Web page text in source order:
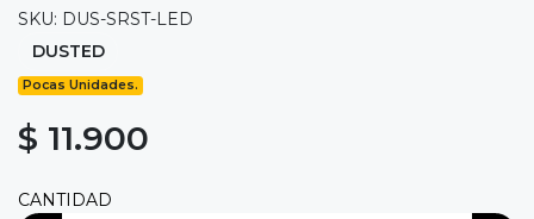
SKU: DUS-SRST-LED
DUSTED
Pocas Unidades.
$ 11.900
CANTIDAD